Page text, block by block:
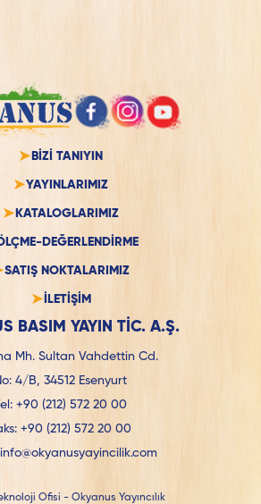
BİZİ TANIYIN
YAYINLARIMIZ
KATALOGLARIMIZ
DEĞERLENDİRME
SATIŞ NOKTALARIMIZ
İLETİŞİM
BASIM YAYIN TİC. A.Ş.
Mh. Sultan Vahdettin Cd.
4/B, 34512 Esenyurt
+90 (212) 572 20 00
+90 (212) 572 20 00
info@okyanusyayincilik.com
Ofisi - Okyanus Yayıncılık